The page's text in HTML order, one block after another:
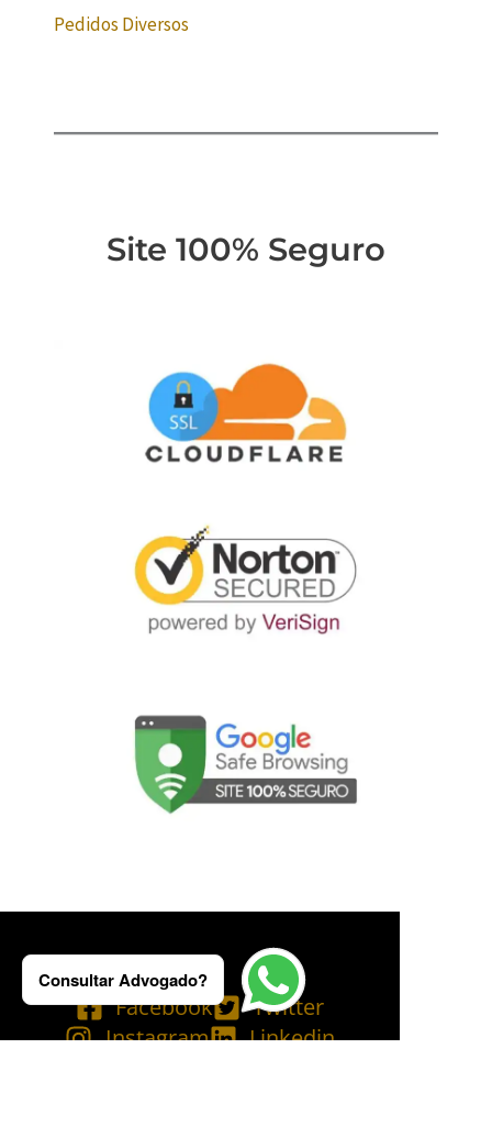
Pedidos Diversos
Site 100% Seguro
Facebook
Twitter
Instagram
Linkedin
Consultar Advogado?